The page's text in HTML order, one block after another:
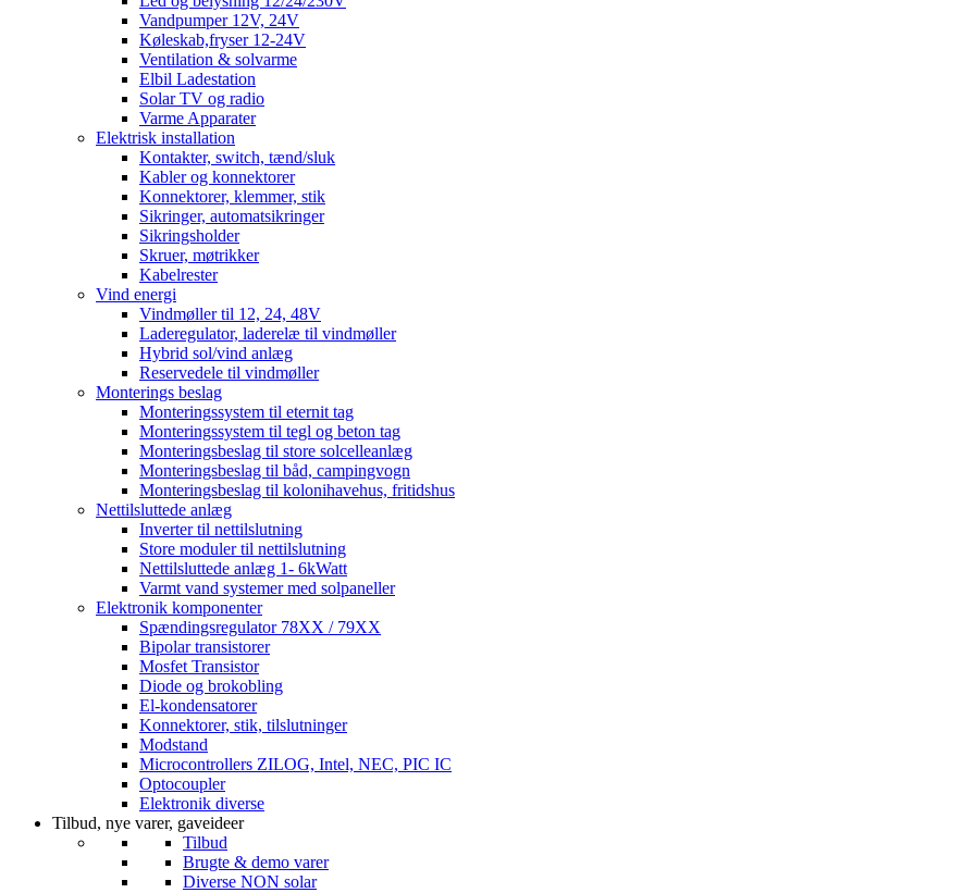
Vandpumper 12V, 24V
Køleskab,fryser 12-24V
Ventilation & solvarme
Elbil Ladestation
Solar TV og radio
Varme Apparater
Elektrisk installation
Kontakter, switch, tænd/sluk
Kabler og konnektorer
Konnektorer, klemmer, stik
Sikringer, automatsikringer
Sikringsholder
Skruer, møtrikker
Kabelrester
Vind energi
Vindmøller til 12, 24, 48V
Laderegulator, laderelæ til vindmøller
Hybrid sol/vind anlæg
Reservedele til vindmøller
Monterings beslag
Monteringssystem til eternit tag
Monteringssystem til tegl og beton tag
Monteringsbeslag til store solcelleanlæg
Monteringsbeslag til båd, campingvogn
Monteringsbeslag til kolonihavehus, fritidshus
Nettilsluttede anlæg
Inverter til nettilslutning
Store moduler til nettilslutning
Nettilsluttede anlæg 1- 6kWatt
Varmt vand systemer med solpaneller
Elektronik komponenter
Spændingsregulator 78XX / 79XX
Bipolar transistorer
Mosfet Transistor
Diode og brokobling
El-kondensatorer
Konnektorer, stik, tilslutninger
Modstand
Microcontrollers ZILOG, Intel, NEC, PIC IC
Optocoupler
Elektronik diverse
Tilbud, nye varer, gaveideer
Tilbud
Brugte & demo varer
Diverse NON solar